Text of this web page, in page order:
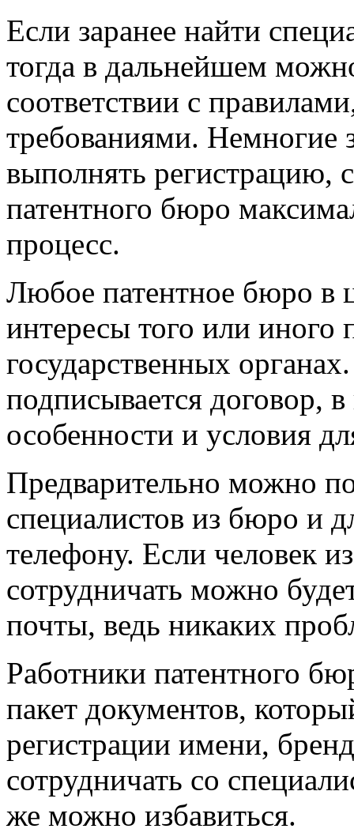
Если заранее найти
тогда в дальнейшем
соответствии с
требованиями. Немногие
выполнять регистрацию,
патентного бюро
процесс.
Любое патентное бюро в
интересы того или иного
государственных
подписывается договор,
особенности и условия
Предварительно можно
специалистов из бюро и
телефону. Если человек
сотрудничать можно
почты, ведь никаких
Работники патентного
пакет документов,
регистрации имени,
сотрудничать со
же можно избавиться.